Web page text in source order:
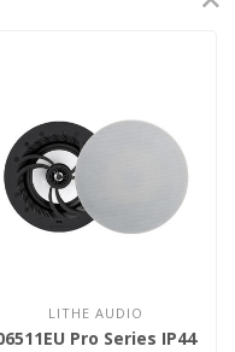
LITHE AUDIO
Pro Series IP44